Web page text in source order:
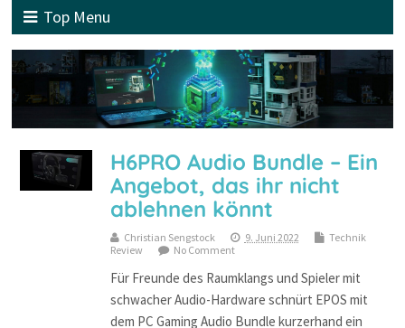
Top Menu
H6PRO Audio Bundle – Ein
Angebot, das ihr nicht
ablehnen könnt
Christian Sengstock 9. Juni 2022
Technik
Review
No Comment
Für Freunde des Raumklangs und Spieler mit
schwacher Audio-Hardware schnürt EPOS mit
dem PC Gaming Audio Bundle kurzerhand ein